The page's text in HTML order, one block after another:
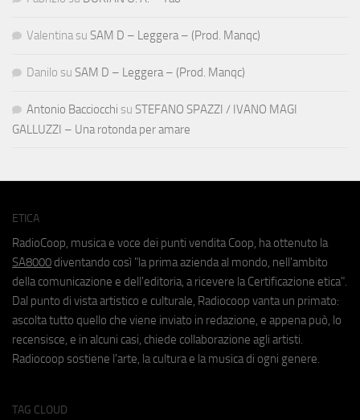
Valentina su SAM D – Leggera – (Prod. Manqc)
Danilo su SAM D – Leggera – (Prod. Manqc)
Antonio Bacciocchi su STEFANO SPAZZI / IVANO MAGI
GALLUZZI – Una rotonda per amare
ETICA
RadioCoop, musica e voce dei punti vendita Coop, ha ottenuto la
SA8000 diventando così "la prima azienda al mondo, nell'ambito
della comunicazione e dell'editoria, a ricevere la Certificazione etica".
Dal punto di vista artistico e culturale, Radiocoop vanta un primato:
ascolta tutto quello che viene inviato in redazione, e appena può, lo
recensisce, e in alcuni casi, chiede collaborazione agli artisti.
Radiocoop sostiene l'arte, la cultura e la musica di ogni genere.
TAG CLOUD